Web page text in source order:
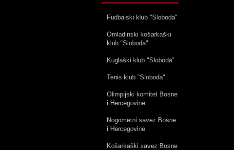
Fudbalski klub "Sloboda"
Omladinski košarkaški
klub "Sloboda"
Kuglaški klub "Sloboda"
Tenis klub "Sloboda"
Olimpijski komitet Bosne
i Hercegovine
Nogometni savez Bosne
i Hercegovine
Košarkaški savez Bosne